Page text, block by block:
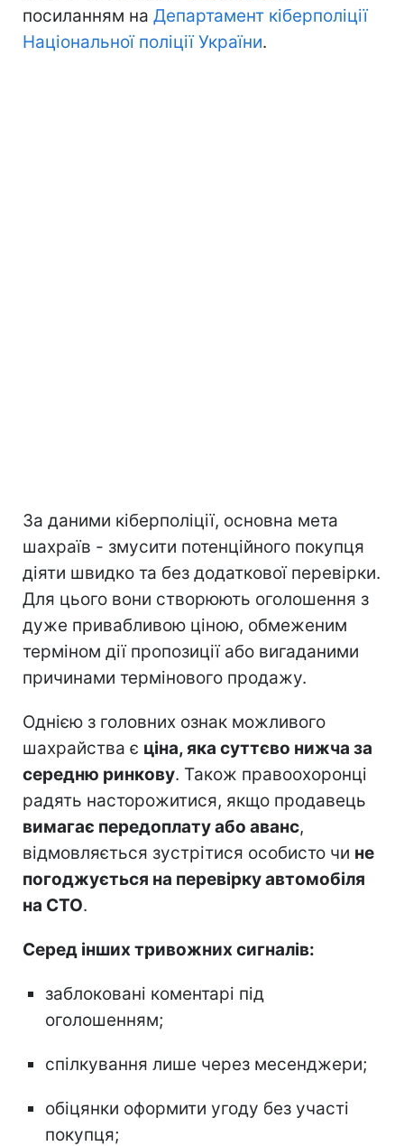
посиланням на Департамент кіберполіції
Національної поліції України.
За даними кіберполіції, основна мета
шахраїв - змусити потенційного покупця
діяти швидко та без додаткової перевірки.
Для цього вони створюють оголошення з
дуже привабливою ціною, обмеженим
терміном дії пропозиції або вигаданими
причинами термінового продажу.
Однією з головних ознак можливого
шахрайства є ціна, яка суттєво нижча за
середню ринкову. Також правоохоронці
радять насторожитися, якщо продавець
вимагає передоплату або аванс,
відмовляється зустрітися особисто чи не
погоджується на перевірку автомобіля
на СТО.
Серед інших тривожних сигналів:
заблоковані коментарі під
оголошенням;
спілкування лише через месенджери;
обіцянки оформити угоду без участі
покупця;